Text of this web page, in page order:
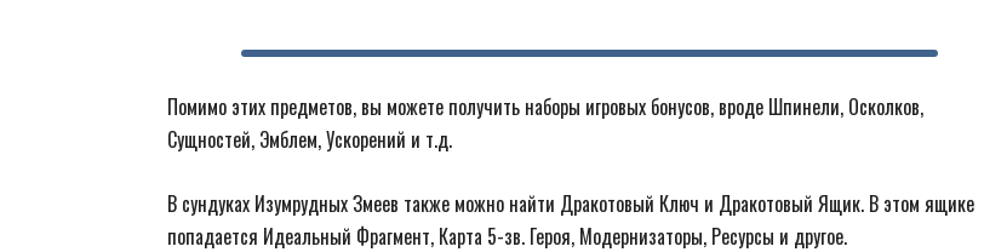
Помимо этих предметов, вы можете получить наборы игровых бонусов, вроде Шпинели, Осколков,
Сущностей, Эмблем, Ускорений и т.д.
В сундуках Изумрудных Змеев также можно найти Дракотовый Ключ и Дракотовый Ящик. В этом ящике
попадается Идеальный Фрагмент, Карта 5-зв. Героя, Модернизаторы, Ресурсы и другое.